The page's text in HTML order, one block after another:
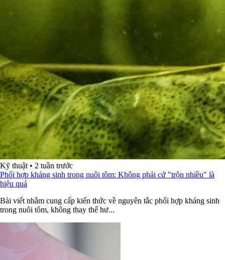
Kỹ thuật • 2 tuần trước
Phối hợp kháng sinh trong nuôi tôm: Không phải cứ "trộn nhiều" là
hiệu quả
Bài viết nhằm cung cấp kiến thức về nguyên tắc phối hợp kháng sinh
trong nuôi tôm, không thay thế hư...